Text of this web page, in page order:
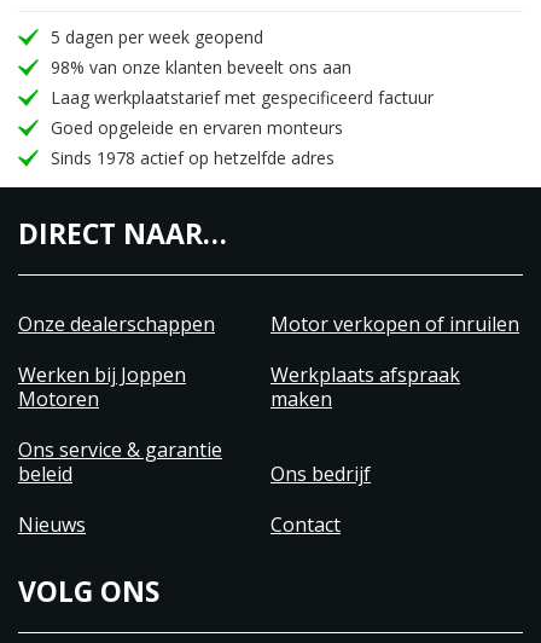
5 dagen per week geopend
98% van onze klanten beveelt ons aan
Laag werkplaatstarief met gespecificeerd factuur
Goed opgeleide en ervaren monteurs
Sinds 1978 actief op hetzelfde adres
DIRECT NAAR…
Onze dealerschappen
Motor verkopen of inruilen
Werken bij Joppen
Motoren
Werkplaats afspraak
maken
Ons service & garantie
beleid
Ons bedrijf
Nieuws
Contact
VOLG ONS